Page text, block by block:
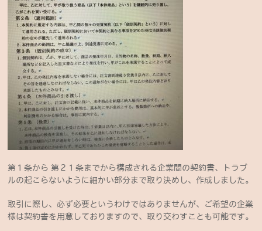
第１条から 第２１条までから構成される企業間の契約書、トラブ
ルの起こらないように細かい部分まで取り決めし、作成しました。
取引に際し、必ず必要というわけではありませんが、ご希望の企業
様は契約書を用意しておりますので、取り交わすことも可能です。